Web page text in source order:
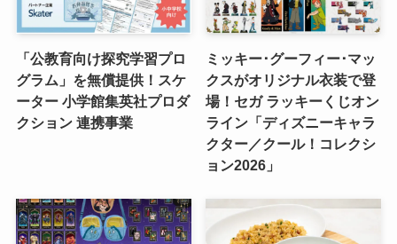
「公教育向け探究学習プロ
グラム」を無償提供！スケ
ーター 小学館集英社プロダ
クション 連携事業
ミッキー･グーフィー･マッ
クスがオリジナル衣装で登
場！セガ ラッキーくじオン
ライン「ディズニーキャラ
クター／クール！コレクシ
ョン2026」